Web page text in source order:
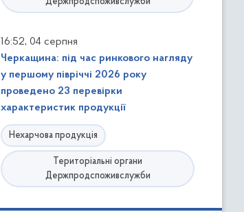
16:52, 04 серпня
Черкащина: під час ринкового нагляду
у першому півріччі 2026 року
проведено 23 перевірки
характеристик продукції
Нехарчова продукція
Територіальні органи
Держпродспоживслужби